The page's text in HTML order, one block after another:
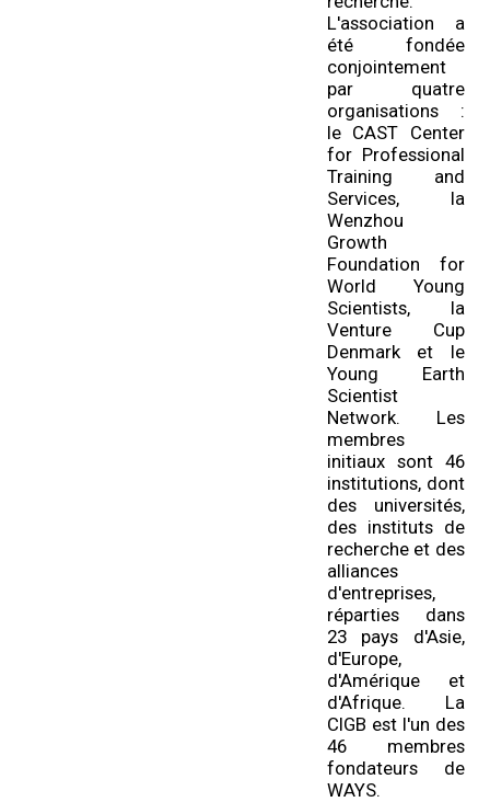
L'association a
été fondée
conjointement
par quatre
organisations :
le CAST Center
for Professional
Training and
Services, la
Wenzhou
Growth
Foundation for
World Young
Scientists, la
Venture Cup
Denmark et le
Young Earth
Scientist
Network. Les
membres
initiaux sont 46
institutions, dont
des universités,
des instituts de
recherche et des
alliances
d'entreprises,
réparties dans
23 pays d'Asie,
d'Europe,
d'Amérique et
d'Afrique. La
CIGB est l'un des
46 membres
fondateurs de
WAYS.